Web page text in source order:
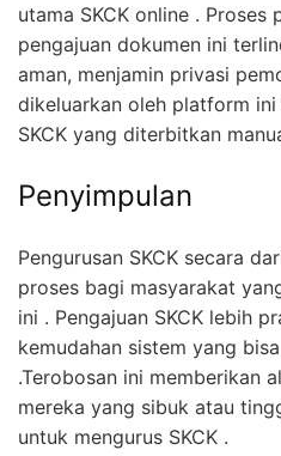
utama SKCK online . Proses
pengajuan dokumen ini
aman, menjamin privasi
dikeluarkan oleh platform
SKCK yang diterbitkan
Penyimpulan
Pengurusan SKCK secara
proses bagi masyarakat
ini . Pengajuan SKCK lebih
kemudahan sistem yang
.Terobosan ini memberikan
mereka yang sibuk atau
untuk mengurus SKCK .